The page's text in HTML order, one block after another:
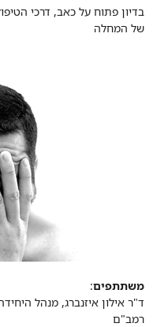
בדיון פתוח על כאב, דרכי
של המחלה​
משתתפים:
ד"ר אילון איזנברג, מנהל
רמב"ם